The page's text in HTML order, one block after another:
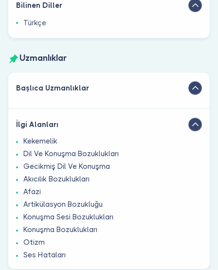
Bilinen Diller
Türkçe
Uzmanlıklar
Başlıca Uzmanlıklar
İlgi Alanları
Kekemelik
Dil Ve Konuşma Bozuklukları
Gecikmiş Dil Ve Konuşma
Akıcılık Bozuklukları
Afazi
Artikülasyon Bozukluğu
Konuşma Sesi Bozuklukları
Konuşma Bozuklukları
Otizm
Ses Hataları